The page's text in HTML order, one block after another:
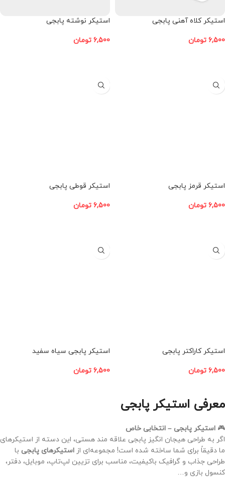
استیکر کلاه آهنی پابجی
6,500 تومان
استیکر نوشته پابجی
6,500 تومان
استیکر قرمز پابجی
6,500 تومان
استیکر قوطی پابجی
6,500 تومان
استیکر کاراکتر پابجی
6,500 تومان
استیکر پابجی سیاه سفید
6,500 تومان
معرفی استیکر پابجی
🎮 استیکر پابجی – انتخابی خاص
اگر به طراحی هیجان انگیز پابجی علاقه مند هستی، این دسته از استیکرهای
ما دقیقاً برای شما ساخته شده است! مجموعه‌ای از استیکرهای پابجی با
طراحی جذاب و گرافیک باکیفیت، مناسب برای تزیین لپ‌تاپ، موبایل، دفتر،
کنسول بازی و…